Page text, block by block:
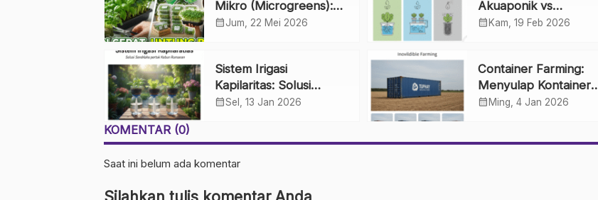
Mikro (Microgreens):
Panen Cepat, Untung
calendar_monthJum, 22 Mei 2026
Akuaponik vs
Aeroponik: Mana yang
calendar_month Kam, 19 Feb 2026
Sistem Irigasi
Kapilaritas: Solusi
Sederhana untuk
calendar_monthSel, 13 Jan 2026
Container Farming:
Menyulap Kontainer
Bekas menjadi Kebun
calendar_month Ming, 4 Jan 2026
KOMENTAR (0)
Saat ini belum ada komentar